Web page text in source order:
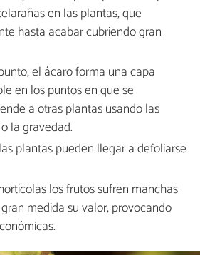
en las plantas, que
hasta acabar cubriendo gran
el ácaro forma una capa
en los puntos en que se
a otras plantas usando las
la gravedad.
plantas pueden llegar a defoliarse
los frutos sufren manchas
medida su valor, provocando